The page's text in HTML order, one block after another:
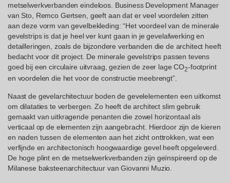
metselwerkverbanden eindeloos. Business Development Manager
van Sto, Remco Gertsen, geeft aan dat er veel voordelen zitten
aan deze vorm van gevelbekleding: “Het voordeel van de minerale
gevelstrips is dat je heel ver kunt gaan in je gevelafwerking en
detailleringen, zoals de bijzondere verbanden die de architect heeft
bedacht voor dit project. De minerale gevelstrips passen tevens
goed bij een circulaire uitvraag, gezien de zeer lage CO2-footprint
en voordelen die het voor de constructie meebrengt”.
Naast de gevelarchitectuur boden de gevelelementen een uitkomst
om dilataties te verbergen. Zo heeft de architect slim gebruik
gemaakt van uitkragende penanten die zowel horizontaal als
verticaal op de elementen zijn aangebracht. Hierdoor zijn de kieren
en naden tussen de elementen aan het zicht onttrokken, wat een
verfijnde en architectonisch hoogwaardige gevel heeft opgeleverd.
De hoge plint en de metselwerkverbanden zijn geïnspireerd op de
Milanese baksteenarchitectuur van Giovanni Muzio.